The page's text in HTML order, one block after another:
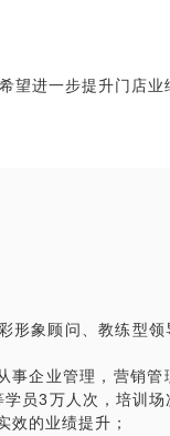
望进一步提升门店业
升实现客单价的提升
让门店业绩持续飙
者或计划从事本行业
形象顾问、教练型
事企业管理，营销
员3万人次，培训
效的业绩提升；